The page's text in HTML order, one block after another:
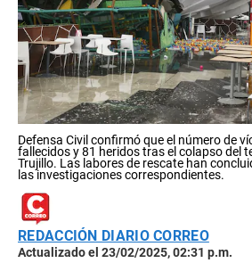
Defensa Civil confirmó que el número de
fallecidos y 81 heridos tras el colapso del
Trujillo. Las labores de rescate han
las investigaciones correspondientes.
REDACCIÓN DIARIO CORREO
Actualizado el 23/02/2025, 02:31 p.m.